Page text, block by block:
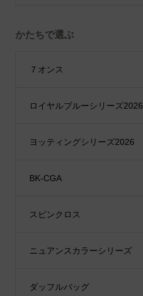
かたちで選ぶ
７オンス
ロイヤルブルーシリーズ2026
ヨッティングシリーズ2026
BK-CGA
スピンクロス
ニュアンスカラーシリーズ
ダッフルバッグ